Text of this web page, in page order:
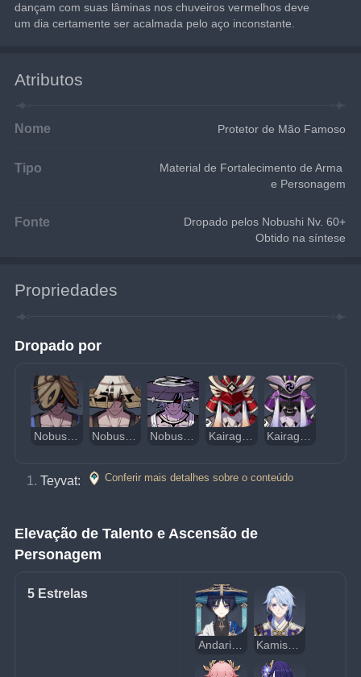
dançam com suas lâminas nos chuveiros vermelhos deve
um dia certamente ser acalmada pelo aço inconstante.
Atributos
Nome Protetor de Mão Famoso
Tipo
Material de Fortalecimento de Arma
e Personagem
Fonte
Dropado pelos Nobushi Nv. 60+
Obtido na síntese
Propriedades
Dropado por
Nobushi: Jintou-Ban
Teyvat: Conferir mais detalhes sobre o conteúdo
Elevação de Talento e Ascensão de
Personagem
5 Estrelas
Andarilho